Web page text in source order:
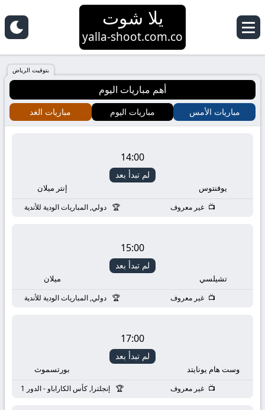
يلا شوت
yalla-shoot.com.co
بتوقيت الرياض
أهم مباريات اليوم
مباريات الأمس مباريات اليوم مباريات الغد
يوفنتوس
14:00
لم تبدأ بعد
إنتر ميلان
غير معروف دولي, المباريات الودية للأندية
تشيلسي
15:00
لم تبدأ بعد
ميلان
غير معروف دولي, المباريات الودية للأندية
وست هام يونايتد
17:00
لم تبدأ بعد
بورتسموث
غير معروف إنجلترا, كأس الكاراباو - الدور 1